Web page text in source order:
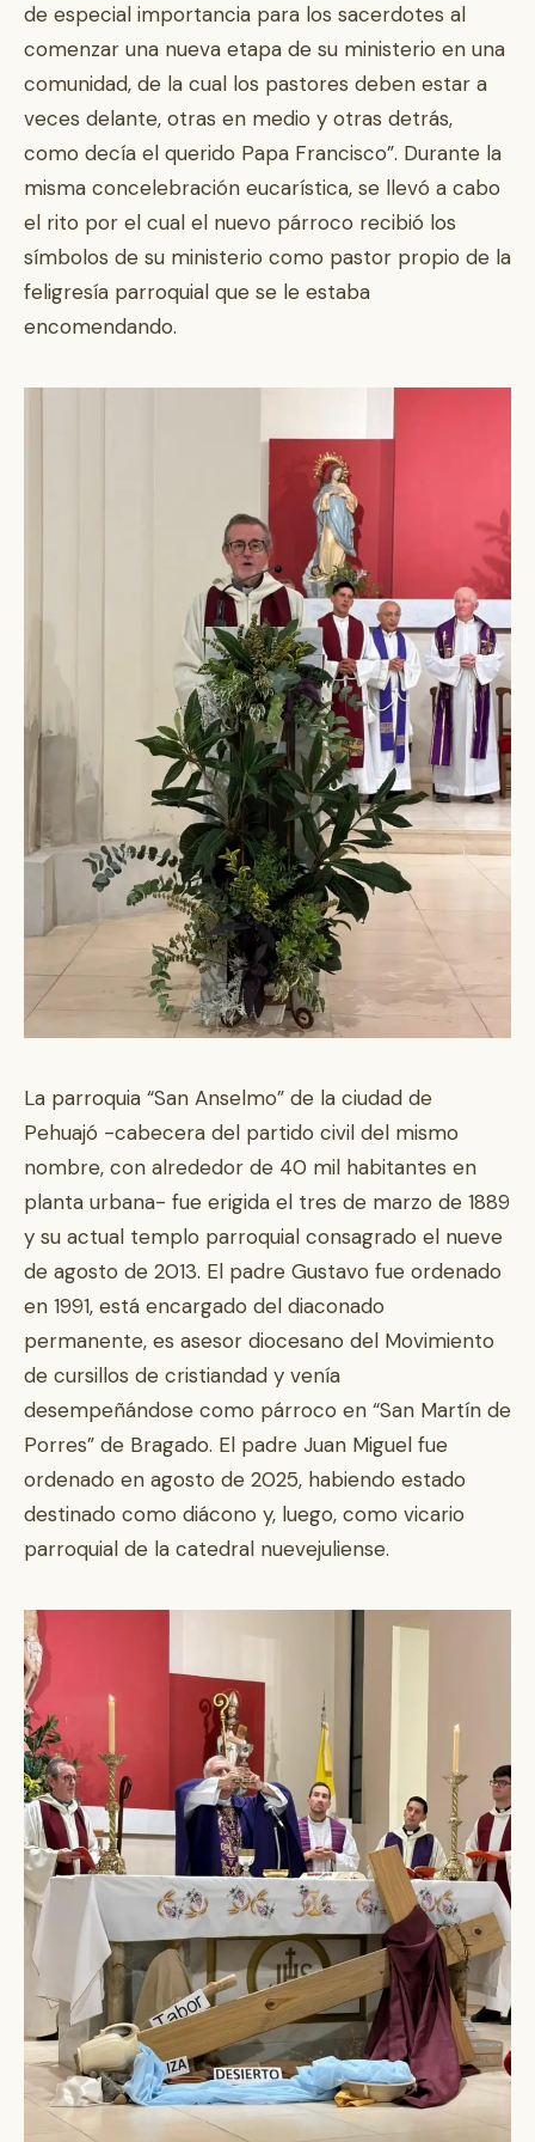
de especial importancia para los sacerdotes al
comenzar una nueva etapa de su ministerio en una
comunidad, de la cual los pastores deben estar a
veces delante, otras en medio y otras detrás,
como decía el querido Papa Francisco”. Durante la
misma concelebración eucarística, se llevó a cabo
el rito por el cual el nuevo párroco recibió los
símbolos de su ministerio como pastor propio de la
feligresía parroquial que se le estaba
encomendando.
La parroquia “San Anselmo” de la ciudad de
Pehuajó -cabecera del partido civil del mismo
nombre, con alrededor de 40 mil habitantes en
planta urbana- fue erigida el tres de marzo de 1889
y su actual templo parroquial consagrado el nueve
de agosto de 2013. El padre Gustavo fue ordenado
en 1991, está encargado del diaconado
permanente, es asesor diocesano del Movimiento
de cursillos de cristiandad y venía
desempeñándose como párroco en “San Martín de
Porres” de Bragado. El padre Juan Miguel fue
ordenado en agosto de 2025, habiendo estado
destinado como diácono y, luego, como vicario
parroquial de la catedral nuevejuliense.